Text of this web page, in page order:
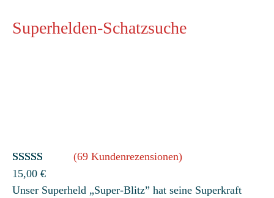
Superhelden-Schatzsuche
Bewertet
mit4.87
69
(69 Kundenrezensionen)
15,00 €
Unser Superheld „Super-Blitz” hat seine Superkraft